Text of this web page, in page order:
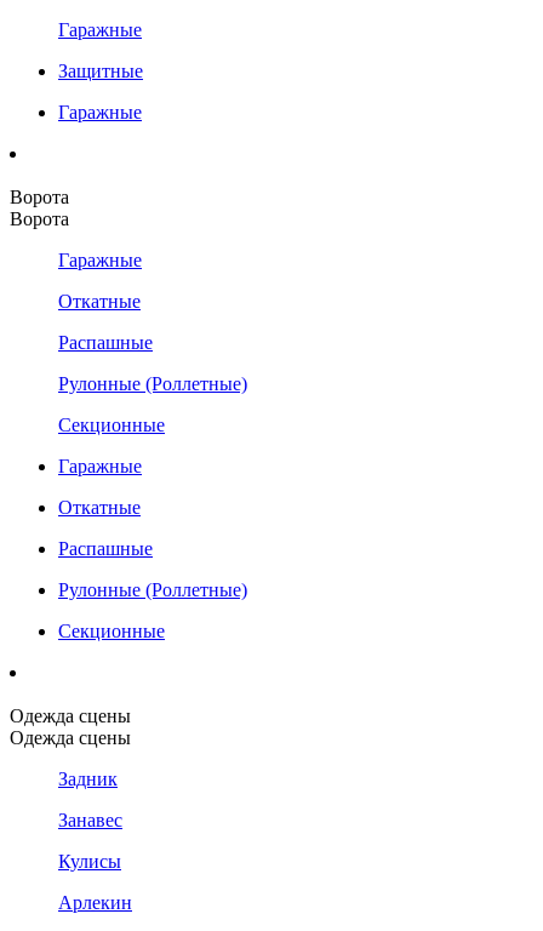
Гаражные
Защитные
Гаражные
Ворота
Ворота
Гаражные
Откатные
Распашные
Рулонные (Роллетные)
Секционные
Гаражные
Откатные
Распашные
Рулонные (Роллетные)
Секционные
Одежда сцены
Одежда сцены
Задник
Занавес
Кулисы
Арлекин